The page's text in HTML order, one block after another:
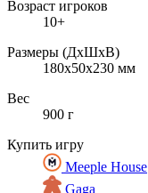
Возраст игроков
10+
Размеры (ДxШxВ)
180x50x230 мм
Вес
900 г
Купить игру
Meeple House
Gaga